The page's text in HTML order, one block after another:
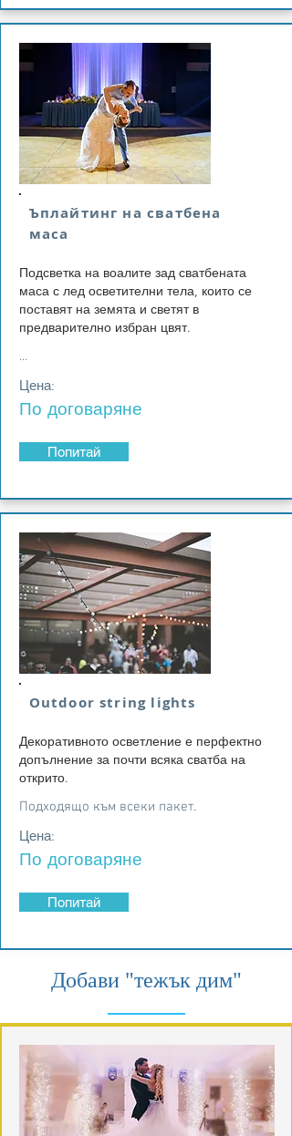
Ъплайтинг на сватбена
маса
Подсветка на воалите зад сватбената
маса с лед осветителни тела, които се
поставят на земята и светят в
предварително избран цвят.
...
Цена:
По договаряне
Попитай
Outdoor string lights
Декоративното осветление е перфектно
допълнение за почти всяка сватба на
открито.
Подходящо към всеки пакет.
Цена:
По договаряне
Попитай
Добави "тежък дим"